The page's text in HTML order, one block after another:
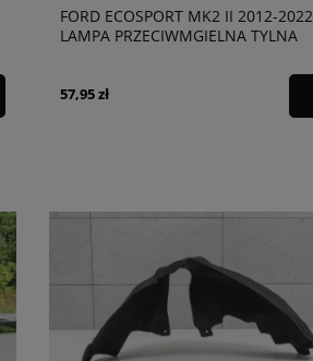
FORD ECOSPORT MK2 II 2012-2022
LAMPA PRZECIWMGIELNA TYLNA
57,95 zł